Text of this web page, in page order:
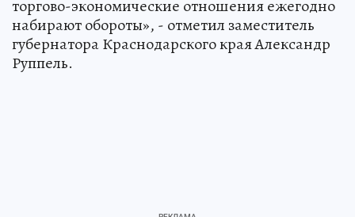
торгово-экономические отношения ежегодно
набирают обороты», - отметил заместитель
губернатора Краснодарского края Александр
Руппель.